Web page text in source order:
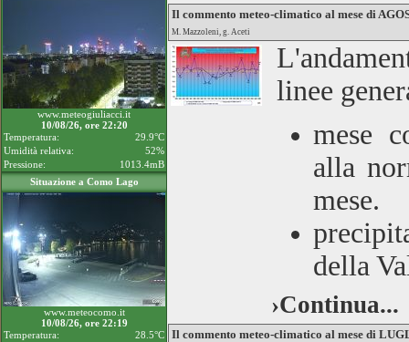
www.meteogiuliacci.it
10/08/26, ore 22:20
Temperatura:
29.9°C
Umidità relativa:
52%
Pressione:
1013.4mB
Situazione a Como Lago
www.meteocomo.it
10/08/26, ore 22:19
Temperatura:
28.5°C
Il commento meteo-climatico al mese di
M. Mazzoleni, g. Aceti
linee
mese
alla
mese.
della
›Continua...
Il commento meteo-climatico al mese di